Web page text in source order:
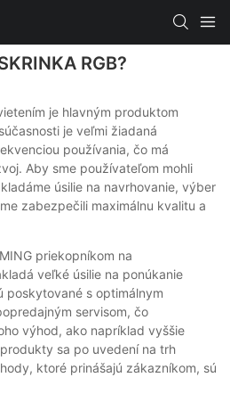
RGB?
je hlavným produktom
je veľmi žiadaná
používania, čo má
Aby sme používateľom mohli
úsilie na navrhovanie, výber
zabezpečili maximálnu kvalitu a
priekopníkom na
veľké úsilie na ponúkanie
poskytované s optimálnym
servisom, čo
výhod, ako napríklad vyššie
sa po uvedení na trh
ktoré prinášajú zákazníkom, sú